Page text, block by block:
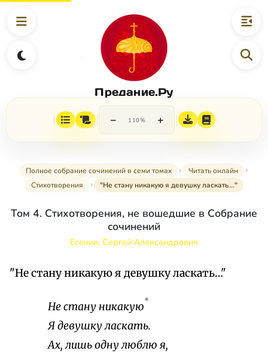
Предание.Ру
− 110% +
Полное собрание сочинений в семи томах
Читать онлайн
Стихотворения
"Не стану никакую я девушку ласкать…"
Том 4. Стихотворения, не вошедшие в Собрание
сочинений
Есенин, Сергей Александрович
"Не стану никакую я девушку ласкать…"
Не стану никакую*
Я девушку ласкать.
Ах, лишь одну люблю я,